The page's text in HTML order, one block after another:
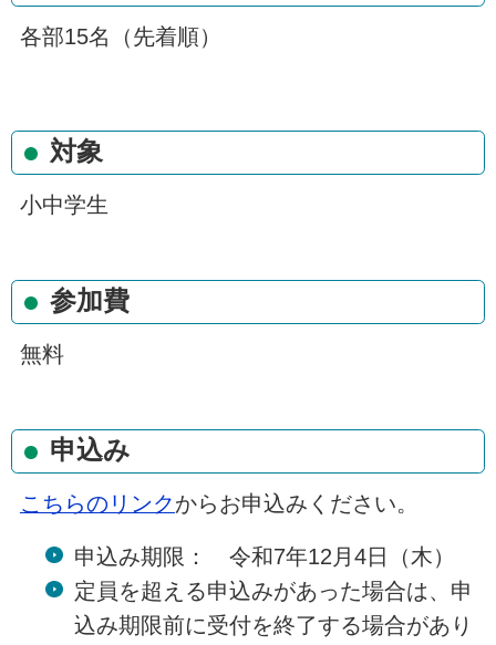
各部15名（先着順）
対象
小中学生
参加費
無料
申込み
こちらのリンクからお申込みください。
申込み期限： 令和7年12月4日（木）
定員を超える申込みがあった場合は、申
込み期限前に受付を終了する場合があり